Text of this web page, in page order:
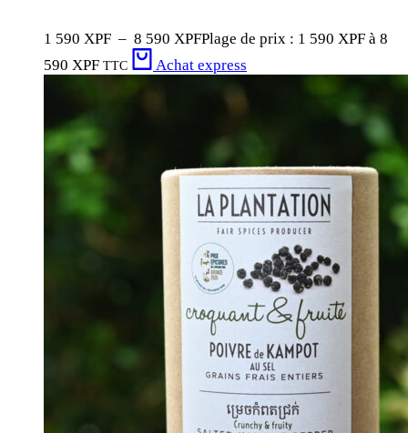
1 590 XPF – 8 590 XPFPlage de prix : 1 590 XPF à 8
590 XPF TTC Achat express